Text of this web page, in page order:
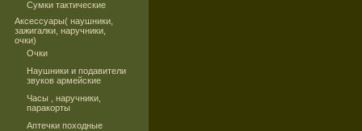
Сумки тактические
Аксессуары( наушники,
зажигалки, наручники,
очки)
Очки
Наушники и подавители
звуков армейские
Часы , наручники,
паракорты
Аптечки походные